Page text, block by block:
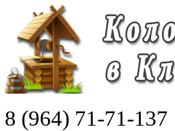
8 (964) 71-71-137